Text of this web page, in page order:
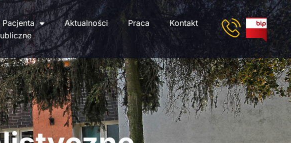
Pacjenta Aktualności Praca
Kontakt